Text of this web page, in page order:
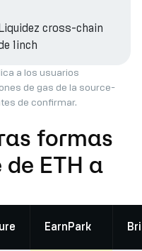
cross-chain
1inch
a los usuarios
de gas de la source-
de confirmar.
formas
ETH a
EarnPark